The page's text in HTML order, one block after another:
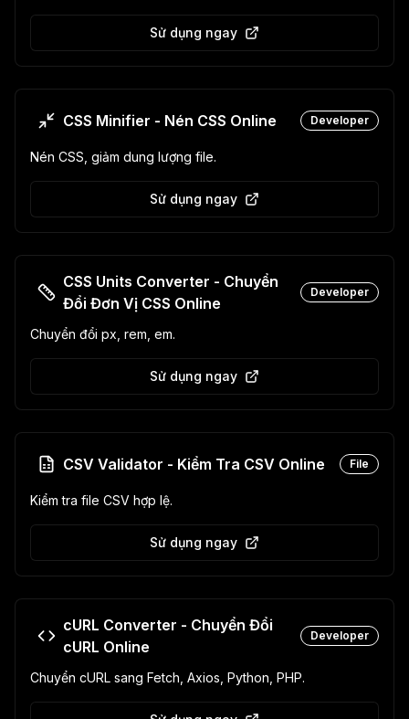
Sử dụng ngay
CSS Minifier - Nén CSS Online Developer
Nén CSS, giảm dung lượng file.
Sử dụng ngay
CSS Units Converter - Chuyển
Đổi Đơn Vị CSS Online
Developer
Chuyển đổi px, rem, em.
Sử dụng ngay
CSV Validator - Kiểm Tra CSV Online File
Kiểm tra file CSV hợp lệ.
Sử dụng ngay
cURL Converter - Chuyển Đổi
cURL Online
Developer
Chuyển cURL sang Fetch, Axios, Python, PHP.